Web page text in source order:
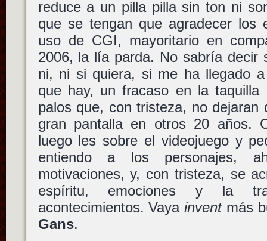
reduce a un pilla pilla sin ton ni
que se tengan que agradecer los
uso de CGI, mayoritario en
2006, la lía parda. No sabría decir
ni, ni si quiera, si me ha llegado
que hay, un fracaso en la taquilla
palos que, con tristeza, no dejaran
gran pantalla en otros 20 años.
luego les sobre el videojuego y
entiendo a los personajes,
motivaciones, y, con tristeza, se
espíritu, emociones y la
acontecimientos. Vayainventmás
Gans.